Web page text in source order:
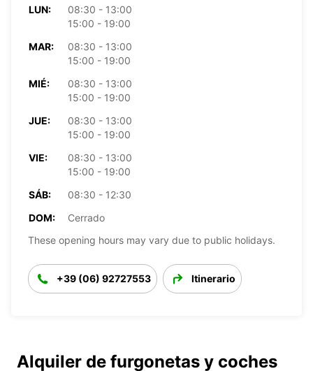
LUN:
08:30 - 13:00
15:00 - 19:00
MAR:
08:30 - 13:00
15:00 - 19:00
MIÉ:
08:30 - 13:00
15:00 - 19:00
JUE:
08:30 - 13:00
15:00 - 19:00
VIE:
08:30 - 13:00
15:00 - 19:00
SÁB:
08:30 - 12:30
DOM:
Cerrado
These opening hours may vary due to public holidays.
+39 (06) 92727553 Itinerario
Alquiler de furgonetas y coches